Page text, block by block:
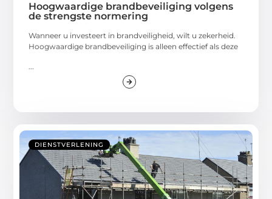
Hoogwaardige brandbeveiliging volgens
de strengste normering
Wanneer u investeert in brandveiligheid, wilt u zekerheid.
Hoogwaardige brandbeveiliging is alleen effectief als deze
DIENSTVERLENING